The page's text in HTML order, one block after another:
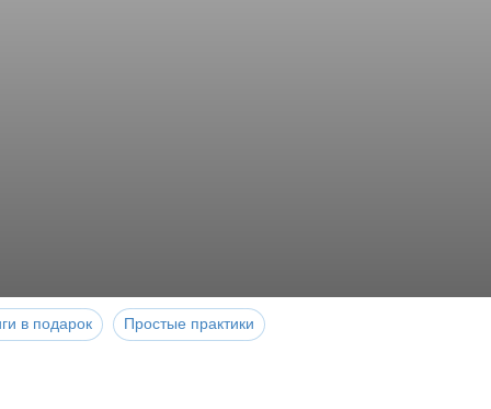
в подарок Простые практики